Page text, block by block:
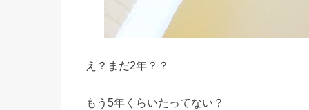
え？まだ2年？？
もう5年くらいたってない？